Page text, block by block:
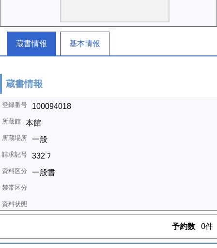
蔵書情報 基本情報
蔵書情報
100094018
本館
一般
332 ﾌ
一般書
予約数 0件